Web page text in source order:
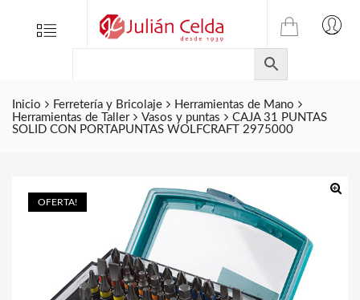
Menu
TIENDA
ONLINE
DE
JULIAN
CELDA
S.L.
Inicio Ferretería y Bricolaje
Herramientas de Mano
Herramientas de Taller
Vasos y puntas
CAJA 31 PUNTAS
SOLID CON PORTAPUNTAS WOLFCRAFT 2975000
OFERTA!
Folletos
Contacto